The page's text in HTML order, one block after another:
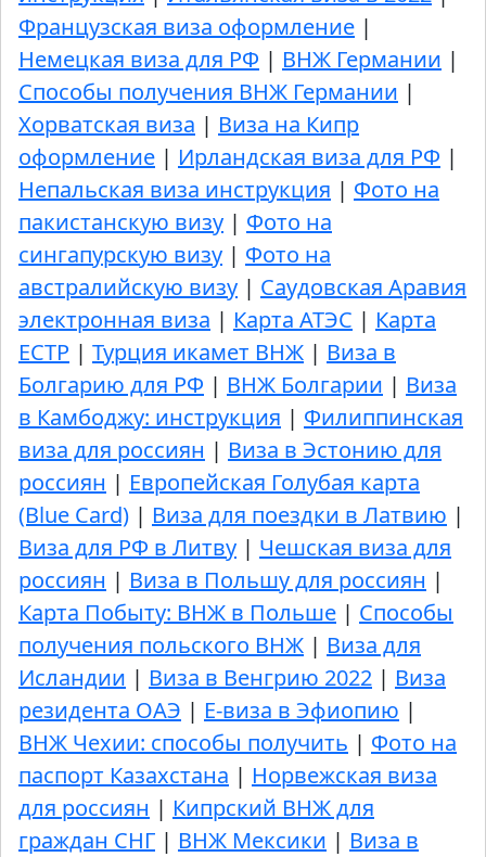
Французская виза оформление |
Немецкая виза для РФ | ВНЖ Германии |
Способы получения ВНЖ Германии |
Хорватская виза | Виза на Кипр
оформление | Ирландская виза для РФ |
Непальская виза инструкция | Фото на
пакистанскую визу | Фото на
сингапурскую визу | Фото на
австралийскую визу | Саудовская Аравия
электронная виза | Карта АТЭС | Карта
ЕСТР | Турция икамет ВНЖ | Виза в
Болгарию для РФ | ВНЖ Болгарии | Виза
в Камбоджу: инструкция | Филиппинская
виза для россиян | Виза в Эстонию для
россиян | Европейская Голубая карта
(Blue Card) | Виза для поездки в Латвию |
Виза для РФ в Литву | Чешская виза для
россиян | Виза в Польшу для россиян |
Карта Побыту: ВНЖ в Польше | Способы
получения польского ВНЖ | Виза для
Исландии | Виза в Венгрию 2022 | Виза
резидента ОАЭ | E-виза в Эфиопию |
ВНЖ Чехии: способы получить | Фото на
паспорт Казахстана | Норвежская виза
для россиян | Кипрский ВНЖ для
граждан СНГ | ВНЖ Мексики | Виза в